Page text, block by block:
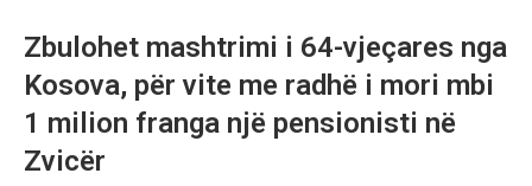
Zbulohet mashtrimi i 64-vjeçares nga
Kosova, për vite me radhë i mori mbi
1 milion franga një pensionisti në
Zvicër